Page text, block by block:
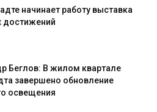
начинает работу выставка
достижений
Беглов: В жилом квартале
завершено обновление
освещения